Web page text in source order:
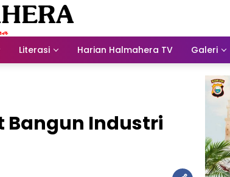
Literasi Harian Halmahera TV Galeri
Bangun Industri